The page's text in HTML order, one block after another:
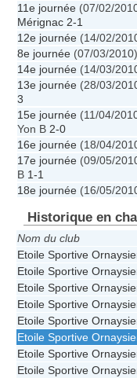
11e journée (07/02/
Mérignac 2-1
12e journée (14/02/
8e journée (07/03/
14e journée (14/03/
13e journée (28/03/
3
15e journée (11/04/
Yon B 2-0
16e journée (18/04/
17e journée (09/05/
B 1-1
18e journée (16/05/
Historique en
Nom du club
Etoile Sportive
Etoile Sportive
Etoile Sportive
Etoile Sportive
Etoile Sportive
Etoile Sportive
Etoile Sportive
Etoile Sportive